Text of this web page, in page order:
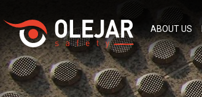
ABOUT US